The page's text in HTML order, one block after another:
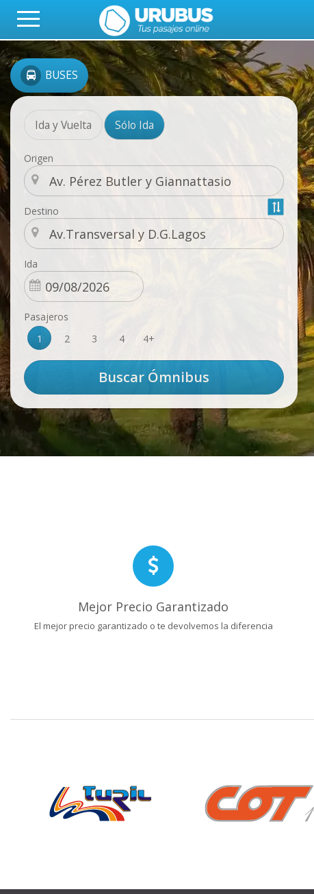
BUSES
Ida y Vuelta Sólo Ida
Origen
Destino
Ida
Pasajeros
1
2 3 4 4+
Mejor Precio Garantizado
El mejor precio garantizado o te devolvemos la diferencia